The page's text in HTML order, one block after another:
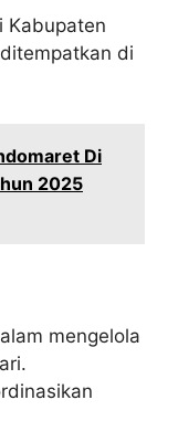
Kabupaten
di
Di
2025
mengelola